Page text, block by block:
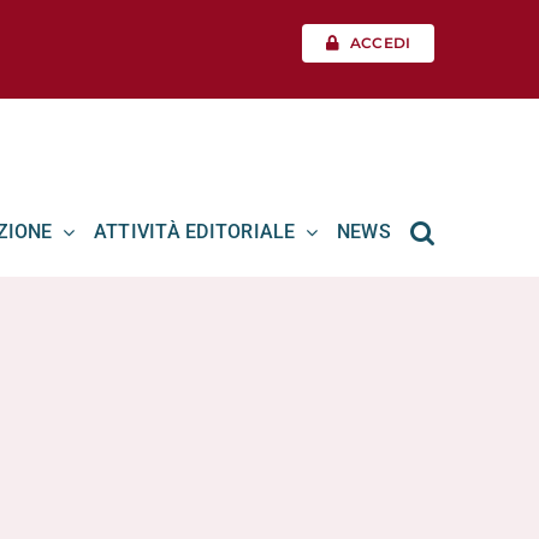
ACCEDI
ATTIVITÀ EDITORIALE NEWS